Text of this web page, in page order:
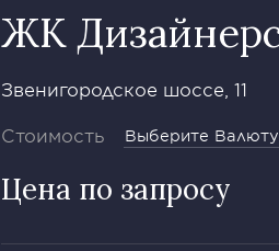
ЖК
Звенигородское шоссе, 11
Стоимость Выберите Валюту
Цена по запросу